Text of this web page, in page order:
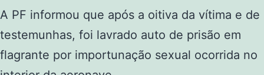
A PF informou que após a oitiva da vítima e de
testemunhas, foi lavrado auto de prisão em
flagrante por importunação sexual ocorrida no